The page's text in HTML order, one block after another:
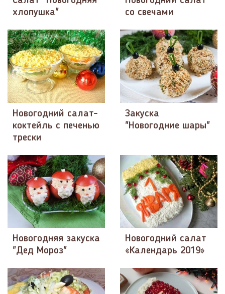
хлопушка"
со свечами
Новогодний салат-
коктейль с печенью
трески
Закуска
"Новогодние шары"
Новогодняя закуска
"Дед Мороз"
Новогодний салат
«Календарь 2019»